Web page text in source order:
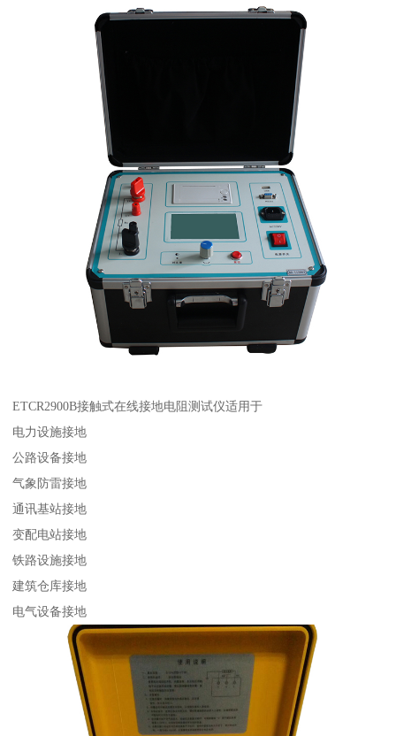
ETCR2900B接触式在线接地电阻测试仪适用于
电力设施接地
公路设备接地
气象防雷接地
通讯基站接地
变配电站接地
铁路设施接地
建筑仓库接地
电气设备接地